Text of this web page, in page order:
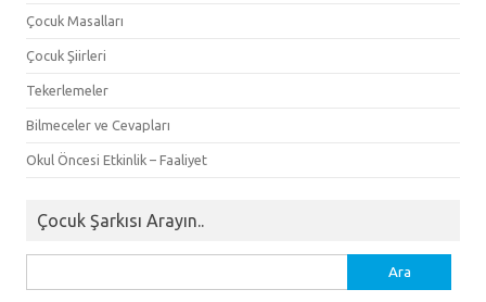
Çocuk Masalları
Çocuk Şiirleri
Tekerlemeler
Bilmeceler ve Cevapları
Okul Öncesi Etkinlik – Faaliyet
Çocuk Şarkısı Arayın..